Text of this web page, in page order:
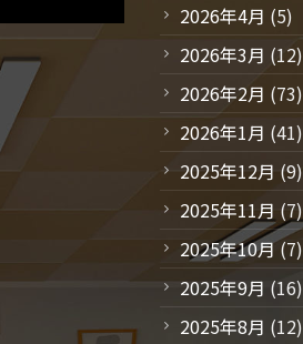
2026年4月 (5)
2026年3月 (12)
2026年2月 (73)
2026年1月 (41)
2025年12月 (9)
2025年11月 (7)
2025年10月(7)
2025年9月 (16)
2025年8月 (12)